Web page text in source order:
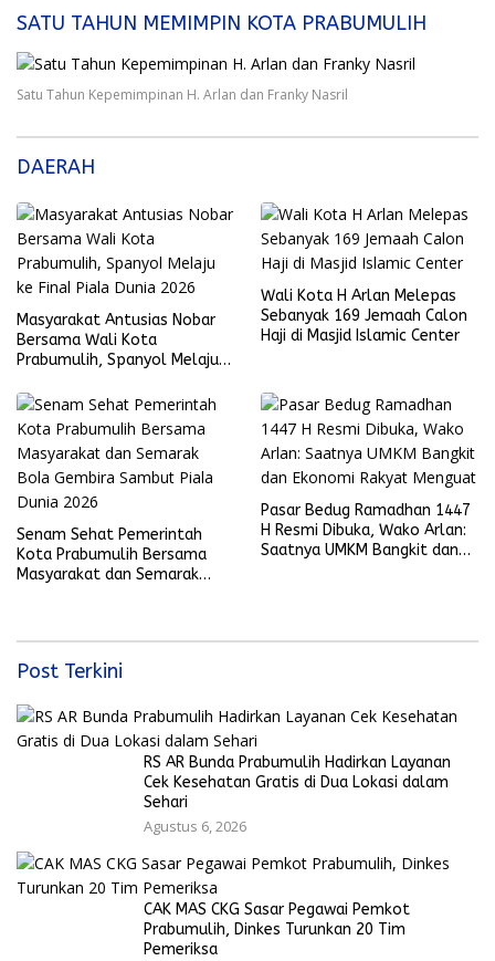
SATU TAHUN MEMIMPIN KOTA PRABUMULIH
Satu Tahun Kepemimpinan H. Arlan dan Franky Nasril
DAERAH
Masyarakat Antusias Nobar
Bersama Wali Kota
Prabumulih, Spanyol Melaju
Wali Kota H Arlan Melepas
Sebanyak 169 Jemaah Calon
Haji di Masjid Islamic Center
Senam Sehat Pemerintah
Kota Prabumulih Bersama
Masyarakat dan Semarak
Pasar Bedug Ramadhan 1447
H Resmi Dibuka, Wako Arlan:
Saatnya UMKM Bangkit dan
Post Terkini
RS AR Bunda Prabumulih Hadirkan Layanan
Cek Kesehatan Gratis di Dua Lokasi dalam
Sehari
Agustus 6, 2026
CAK MAS CKG Sasar Pegawai Pemkot
Prabumulih, Dinkes Turunkan 20 Tim
Pemeriksa